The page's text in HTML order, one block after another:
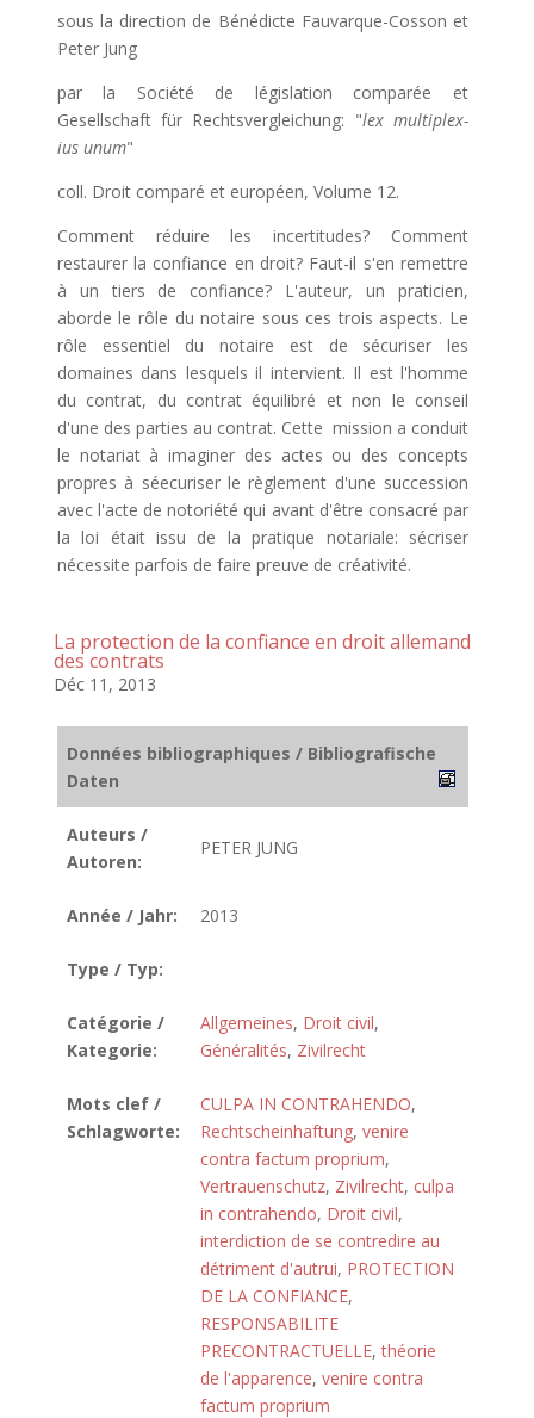
sous la direction de Bénédicte Fauvarque-Cosson et
Peter Jung
par la Société de législation comparée et
Gesellschaft für Rechtsvergleichung: "lex multiplex-
ius unum"
coll. Droit comparé et européen, Volume 12.
Comment réduire les incertitudes? Comment
restaurer la confiance en droit? Faut-il s'en remettre
à un tiers de confiance? L'auteur, un praticien,
aborde le rôle du notaire sous ces trois aspects. Le
rôle essentiel du notaire est de sécuriser les
domaines dans lesquels il intervient. Il est l'homme
du contrat, du contrat équilibré et non le conseil
d'une des parties au contrat. Cette mission a conduit
le notariat à imaginer des actes ou des concepts
propres à séecuriser le règlement d'une succession
avec l'acte de notoriété qui avant d'être consacré par
la loi était issu de la pratique notariale: sécriser
nécessite parfois de faire preuve de créativité.
La protection de la confiance en droit allemand
des contrats
Déc 11, 2013
Données bibliographiques / Bibliografische
Daten
Auteurs /
Autoren:
PETER JUNG
Année / Jahr: 2013
Type / Typ:
Catégorie /
Kategorie:
Allgemeines, Droit civil,
Généralités, Zivilrecht
Mots clef /
Schlagworte:
CULPA IN CONTRAHENDO,
Rechtscheinhaftung, venire
contra factum proprium,
Vertrauenschutz, Zivilrecht, culpa
in contrahendo, Droit civil,
interdiction de se contredire au
détriment d'autrui, PROTECTION
DE LA CONFIANCE,
RESPONSABILITE
PRECONTRACTUELLE,théorie
de l'apparence, venire contra
factum proprium